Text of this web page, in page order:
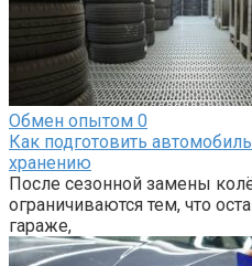
Обмен опытом 0
Как подготовить
хранению
После сезонной замены
ограничиваются тем, что
гараже,